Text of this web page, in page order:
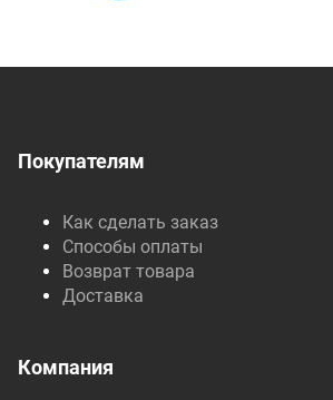
Покупателям
Как сделать заказ
Способы оплаты
Возврат товара
Доставка
Компания